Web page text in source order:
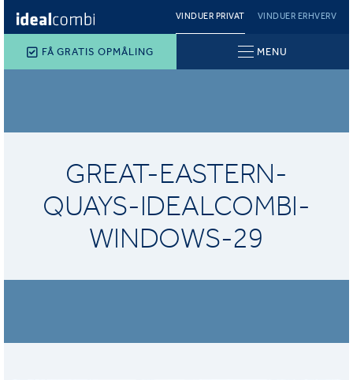
VINDUER PRIVAT VINDUER ERHVERV
FÅ GRATIS OPMÅLING MENU
GREAT-EASTERN-
QUAYS-IDEALCOMBI-
WINDOWS-29